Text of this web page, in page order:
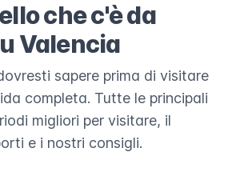
che c'è da
Valencia
sapere prima di visitare
completa. Tutte le principali
migliori per visitare, il
e i nostri consigli.